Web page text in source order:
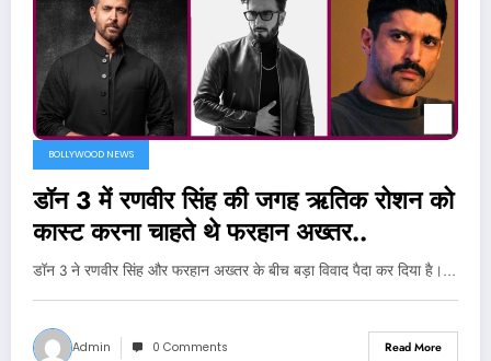
BOLLYWOOD NEWS
डॉन 3 में रणवीर सिंह की जगह ऋतिक रोशन को
कास्ट करना चाहते थे फरहान अख्तर..
डॉन 3 ने रणवीर सिंह और फरहान अख्तर के बीच बड़ा विवाद पैदा कर दिया है।…
Admin 0 Comments Read More